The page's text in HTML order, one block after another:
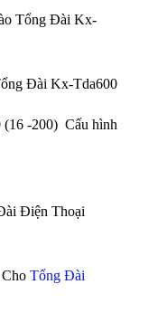
Tổng Đài Kx-
Đài Kx-Tda600
-200) Cấu hình
Điện Thoại
Tổng Đài